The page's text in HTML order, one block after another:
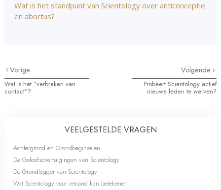
Wat is het standpunt van Scientology over anticonceptie
en abortus?
Vorige
Wat is het “verbreken van
contact”?
Volgende
Probeert Scientology actief
nieuwe leden te werven?
VEELGESTELDE VRAGEN
Achtergrond en Grondbeginselen
De Geloofsovertuigingen van Scientology
De Grondlegger van Scientology
Wat Scientology voor iemand kan betekenen